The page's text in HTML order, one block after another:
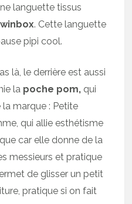
languette tissus
winbox. Cette languette
pipi cool.
là, le derrière est aussi
la poche pom, qui
marque : Petite
qui allie esthétisme
car elle donne de la
messieurs et pratique
de glisser un petit
pratique si on fait